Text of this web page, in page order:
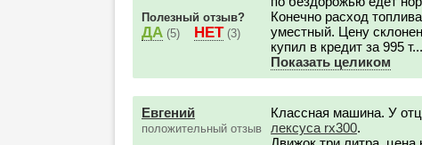
Полезный отзыв?
ДА (5) НЕТ (3)
Конечно расход
уместный. Цену
купил в кредит за 995 т...
Показать целиком
Евгений
положительный отзыв
Классная машина. У
лексуса rx300.